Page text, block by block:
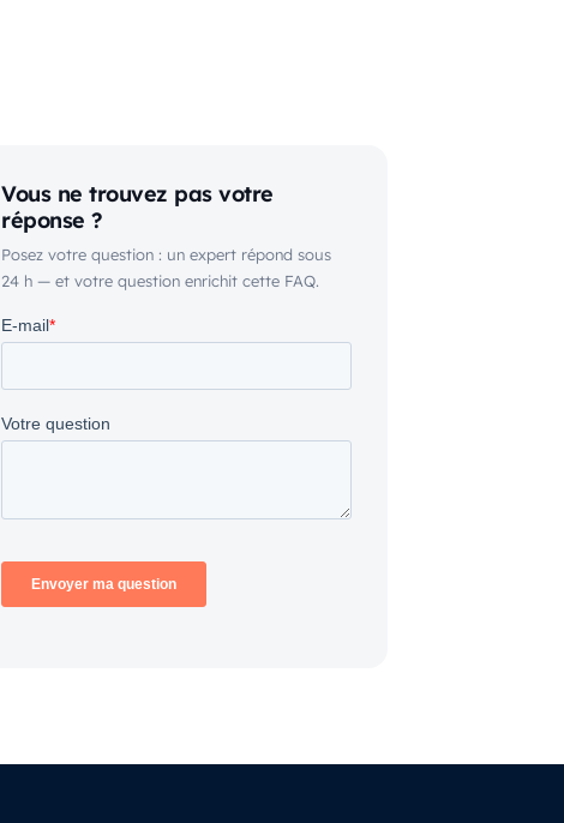
Vous ne trouvez pas votre
réponse ?
Posez votre question : un expert répond sous
24 h — et votre question enrichit cette FAQ.